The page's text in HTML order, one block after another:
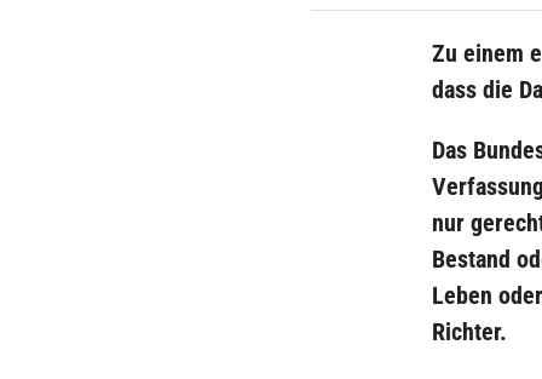
Zu einem
dass die
Das
nur
Bestand
Leben
Richter.